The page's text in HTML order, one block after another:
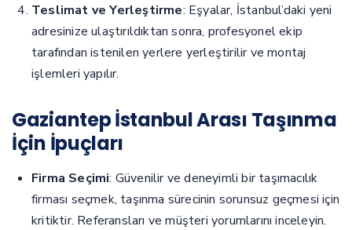
Teslimat ve Yerleştirme: Eşyalar, İstanbul’daki yeni
adresinize ulaştırıldıktan sonra, profesyonel ekip
tarafından istenilen yerlere yerleştirilir ve montaj
işlemleri yapılır.
Gaziantep İstanbul Arası Taşınma
İçin İpuçları
Firma Seçimi: Güvenilir ve deneyimli bir taşımacılık
firması seçmek, taşınma sürecinin sorunsuz geçmesi için
kritiktir. Referansları ve müşteri yorumlarını inceleyin.